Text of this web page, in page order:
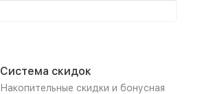
Система скидок
Накопительные скидки и бонусная